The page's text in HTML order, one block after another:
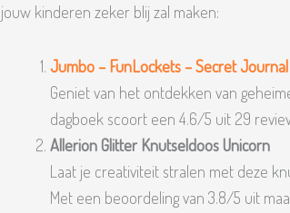
jouw kinderen zeker blij zal maken:
Jumbo – FunLockets – Secret Journal
Geniet van het ontdekken van
dagboek scoort een 4.6/5 uit 29
Allerion Glitter Knutseldoos Unicorn
Laat je creativiteit stralen met deze
Met een beoordeling van 3.8/5 uit